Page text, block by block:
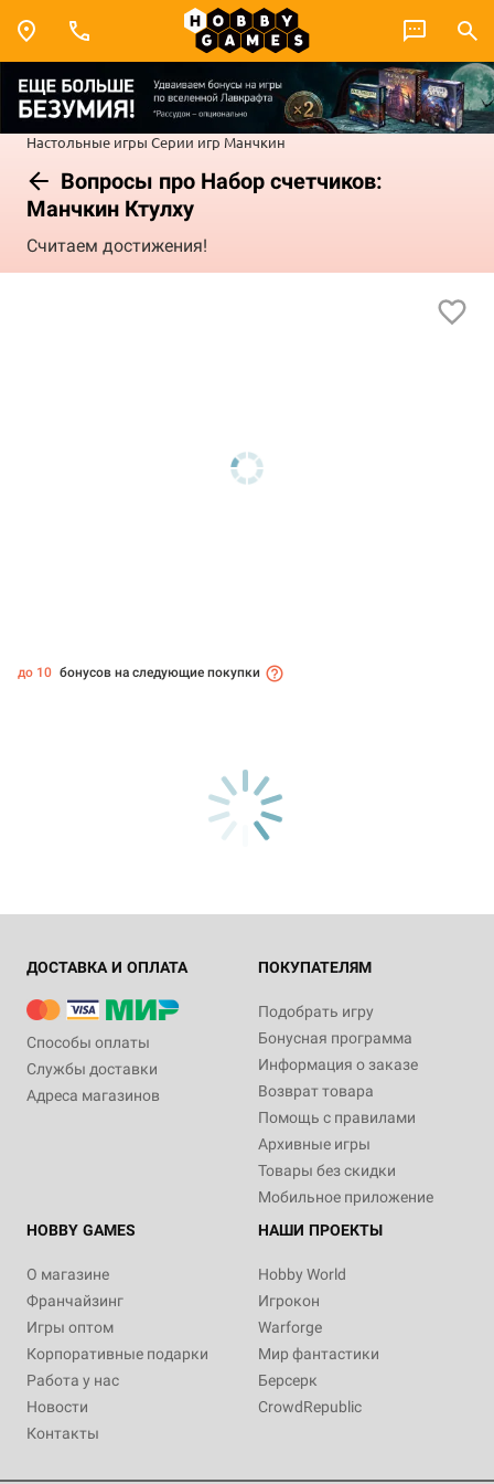
Настольные игры Серии игр Манчкин
Вопросы про Набор счетчиков:
Манчкин Ктулху
Считаем достижения!
до 10 бонусов на следующие покупки
ДОСТАВКА И ОПЛАТА
Способы оплаты
Службы доставки
Адреса магазинов
ПОКУПАТЕЛЯМ
Подобрать игру
Бонусная программа
Информация о заказе
Возврат товара
Помощь с правилами
Архивные игры
Товары без скидки
Мобильное приложение
HOBBY GAMES
О магазине
Франчайзинг
Игры оптом
Корпоративные подарки
Работа у нас
Новости
Контакты
НАШИ ПРОЕКТЫ
Hobby World
Игрокон
Warforge
Мир фантастики
Берсерк
CrowdRepublic